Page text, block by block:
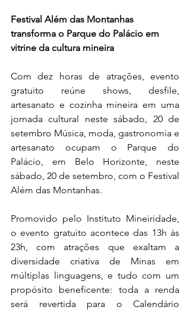
Festival Além das Montanhas
transforma o Parque do Palácio em
vitrine da cultura mineira
Com dez horas de atrações, evento
gratuito reúne shows, desfile,
artesanato e cozinha mineira em uma
jornada cultural neste sábado, 20 de
setembro Música, moda, gastronomia e
artesanato ocupam o Parque do
Palácio, em Belo Horizonte, neste
sábado, 20 de setembro, com o Festival
Além das Montanhas.
Promovido pelo Instituto Mineiridade,
o evento gratuito acontece das 13h às
23h, com atrações que exaltam a
diversidade criativa de Minas em
múltiplas linguagens, e tudo com um
propósito beneficente: toda a renda
será revertida para o Calendário